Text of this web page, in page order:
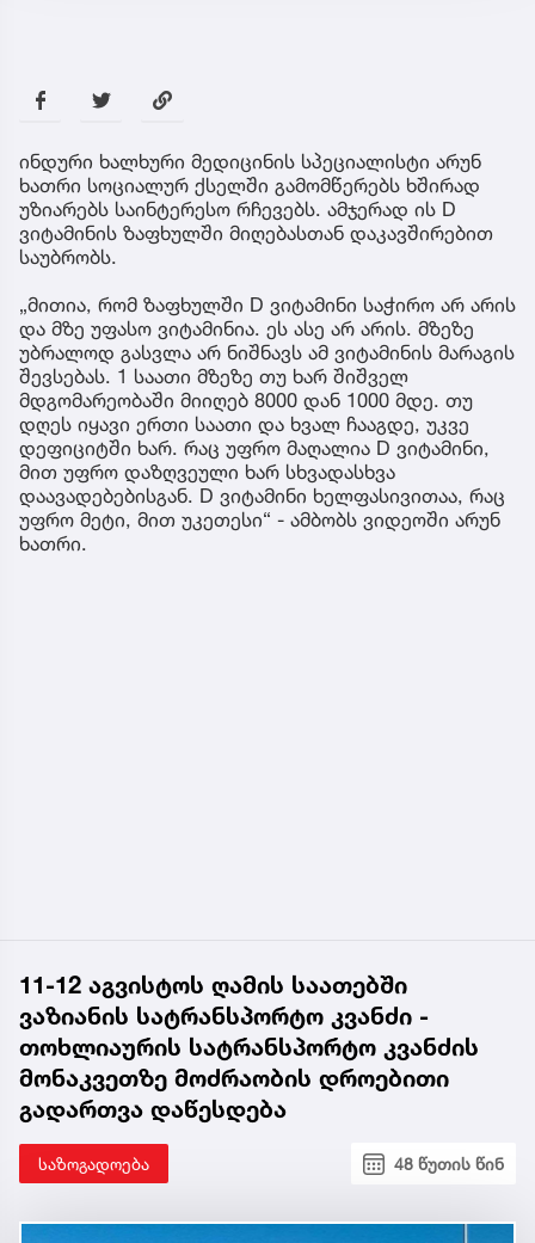
ინდური ხალხური მედიცინის სპეციალისტი არუნ
ხათრი სოციალურ ქსელში გამომწერებს ხშირად
უზიარებს საინტერესო რჩევებს. ამჯერად ის D
ვიტამინის ზაფხულში მიღებასთან დაკავშირებით
საუბრობს.
„მითია, რომ ზაფხულში D ვიტამინი საჭირო არ არის
და მზე უფასო ვიტამინია. ეს ასე არ არის. მზეზე
უბრალოდ გასვლა არ ნიშნავს ამ ვიტამინის მარაგის
შევსებას. 1 საათი მზეზე თუ ხარ შიშველ
მდგომარეობაში მიიღებ 8000 დან 1000 მდე. თუ
დღეს იყავი ერთი საათი და ხვალ ჩააგდე, უკვე
დეფიციტში ხარ. რაც უფრო მაღალია D ვიტამინი,
მით უფრო დაზღვეული ხარ სხვადასხვა
დაავადებებისგან. D ვიტამინი ხელფასივითაა, რაც
უფრო მეტი, მით უკეთესი“ - ამბობს ვიდეოში არუნ
ხათრი.
11-12 აგვისტოს ღამის საათებში
ვაზიანის სატრანსპორტო კვანძი -
თოხლიაურის სატრანსპორტო კვანძის
მონაკვეთზე მოძრაობის დროებითი
გადართვა დაწესდება
საზოგადოება 48 წუთის წინ